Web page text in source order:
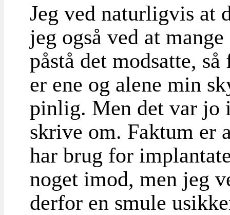
Jeg ved naturligvis at
jeg også ved at
påstå det modsatte,
er ene og alene min
pinlig. Men det var jo
skrive om. Faktum er
har brug for
noget imod, men jeg
derfor en smule